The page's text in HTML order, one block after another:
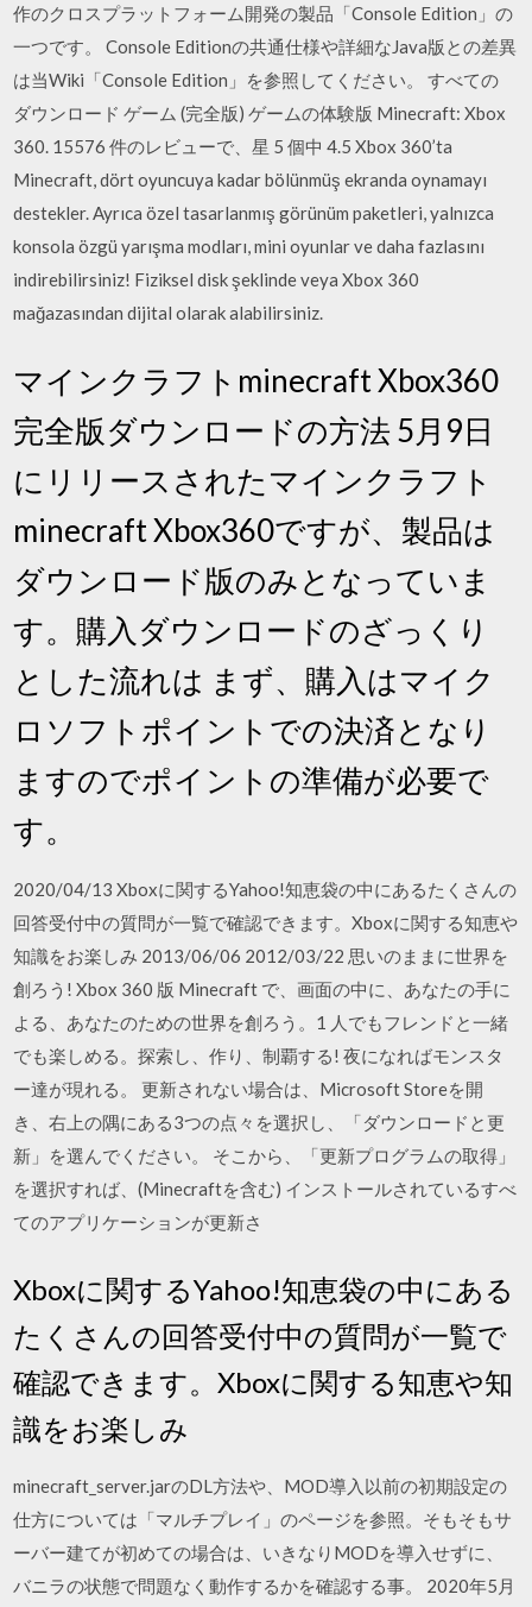
作のクロスプラットフォーム開発の製品「Console Edition」の
一つです。 Console Editionの共通仕様や詳細なJava版との差異
は当Wiki「Console Edition」を参照してください。 すべての
ダウンロード ゲーム (完全版) ゲームの体験版 Minecraft: Xbox
360. 15576 件のレビューで、星 5 個中 4.5 Xbox 360’ta
Minecraft, dört oyuncuya kadar bölünmüş ekranda oynamayı
destekler. Ayrıca özel tasarlanmış görünüm paketleri, yalnızca
konsola özgü yarışma modları, mini oyunlar ve daha fazlasını
indirebilirsiniz! Fiziksel disk şeklinde veya Xbox 360
mağazasından dijital olarak alabilirsiniz.
マインクラフトminecraft Xbox360
完全版ダウンロードの方法 5月9日
にリリースされたマインクラフト
minecraft Xbox360ですが、製品は
ダウンロード版のみとなっていま
す。購入ダウンロードのざっくり
とした流れは まず、購入はマイク
ロソフトポイントでの決済となり
ますのでポイントの準備が必要で
す。
2020/04/13 Xboxに関するYahoo!知恵袋の中にあるたくさんの
回答受付中の質問が一覧で確認できます。Xboxに関する知恵や
知識をお楽しみ 2013/06/06 2012/03/22 思いのままに世界を
創ろう! Xbox 360 版 Minecraft で、画面の中に、あなたの手に
よる、あなたのための世界を創ろう。1 人でもフレンドと一緒
でも楽しめる。探索し、作り、制覇する! 夜になればモンスタ
ー達が現れる。 更新されない場合は、Microsoft Storeを開
き、右上の隅にある3つの点々を選択し、「ダウンロードと更
新」を選んでください。 そこから、「更新プログラムの取得」
を選択すれば、(Minecraftを含む) インストールされているすべ
てのアプリケーションが更新さ
Xboxに関するYahoo!知恵袋の中にある
たくさんの回答受付中の質問が一覧で
確認できます。Xboxに関する知恵や知
識をお楽しみ
minecraft_server.jarのDL方法や、MOD導入以前の初期設定の
仕方については「マルチプレイ」のページを参照。そもそもサ
ーバー建てが初めての場合は、いきなりMODを導入せずに、
バニラの状態で問題なく動作するかを確認する事。 2020年5月